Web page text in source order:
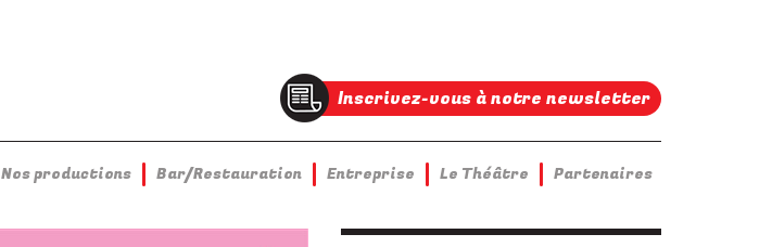
Inscrivez-vous à notre newsletter
Nos productions Bar/Restauration Entreprise Le Théâtre Partenaires